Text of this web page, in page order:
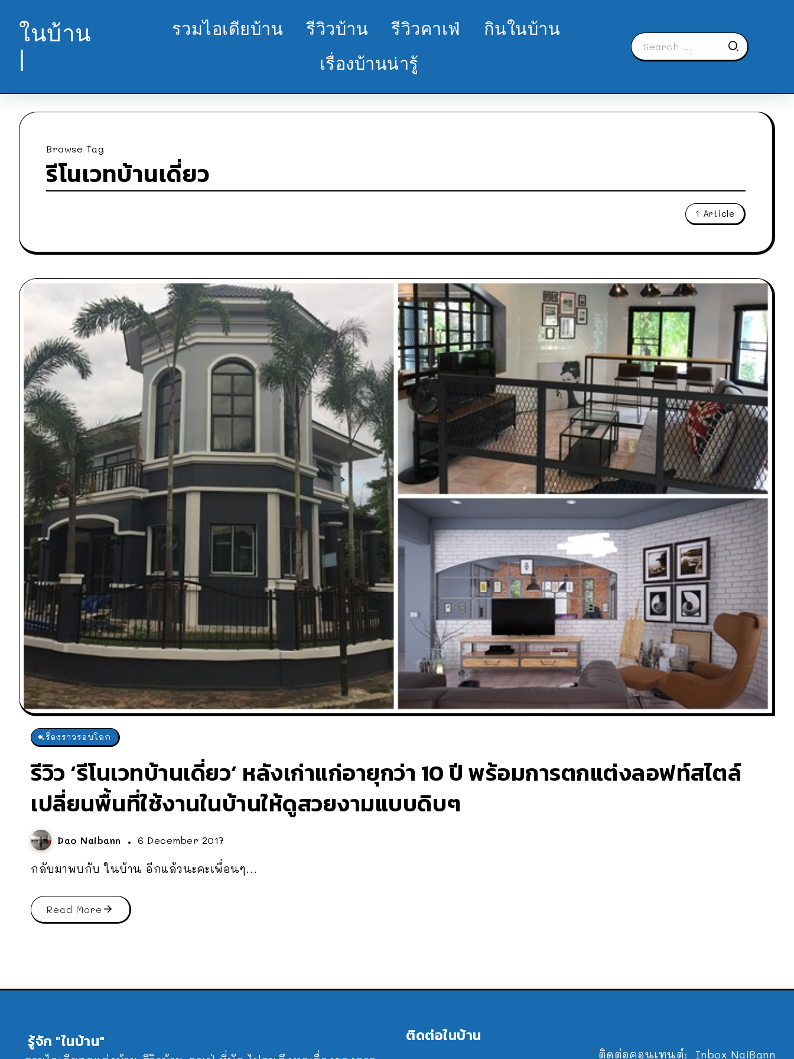
ในบ้าน
|
รวมไอเดียบ้าน รีวิวบ้าน รีวิวคาเฟ่
กินในบ้าน
เรื่องบ้านน่ารู้
Browse Tag
รีโนเวทบ้านเดี่ยว
1 Article
เรื่องราวรอบโลก
รีวิว ‘รีโนเวทบ้านเดี่ยว’ หลังเก่าแก่อายุกว่า 10 ปี พร้อมการตกแต่งลอฟท์สไตล์
เปลี่ยนพื้นที่ใช้งานในบ้านให้ดูสวยงามแบบดิบๆ
Dao Naibann 6 December 2017
กลับมาพบกับ ในบ้าน อีกแล้วนะคะเพื่อนๆ...
Read More
รู้จัก "ในบ้าน" ติดต่อในบ้าน
ติดต่อคอนเทนต์: Inbox NaiBann